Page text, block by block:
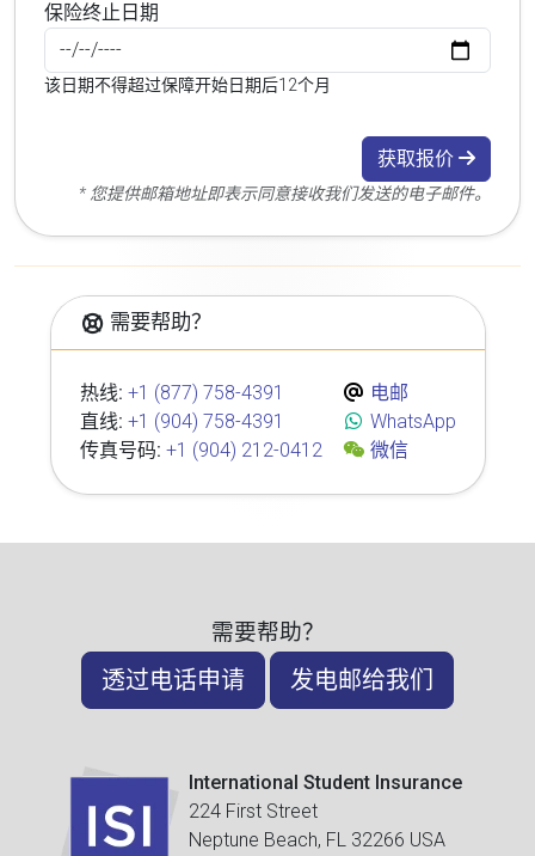
保险终止日期
该日期不得超过保障开始日期后12个月
获取报价
* 您提供邮箱地址即表示同意接收我们发送的电子邮件。
需要帮助？
热线: +1 (877) 758-4391
直线: +1 (904) 758-4391
传真号码: +1 (904) 212-0412
电邮
WhatsApp
微信
需要帮助？
透过电话申请 发电邮给我们
International Student Insurance
224 First Street
Neptune Beach, FL 32266 USA